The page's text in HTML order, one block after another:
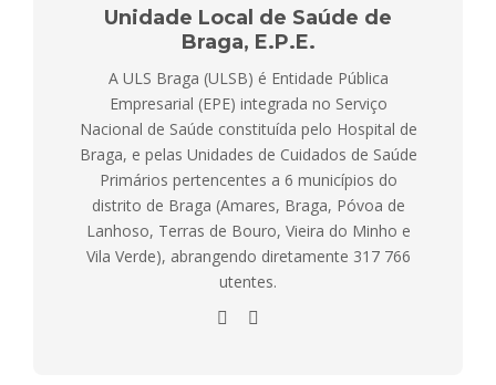
Unidade Local de Saúde de
Braga, E.P.E.
A ULS Braga (ULSB) é Entidade Pública
Empresarial (EPE) integrada no Serviço
Nacional de Saúde constituída pelo Hospital de
Braga, e pelas Unidades de Cuidados de Saúde
Primários pertencentes a 6 municípios do
distrito de Braga (Amares, Braga, Póvoa de
Lanhoso, Terras de Bouro, Vieira do Minho e
Vila Verde), abrangendo diretamente 317 766
utentes.